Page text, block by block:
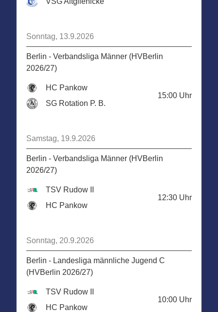
Sonntag, 13.9.2026
Berlin - Verbandsliga Männer (HVBerlin
2026/27)
HC Pankow
SG Rotation P. B.
15:00 Uhr
Samstag, 19.9.2026
Berlin - Verbandsliga Männer (HVBerlin
2026/27)
TSV Rudow II
HC Pankow
12:30 Uhr
Sonntag, 20.9.2026
Berlin - Landesliga männliche Jugend C
(HVBerlin 2026/27)
TSV Rudow II
HC Pankow
10:00 Uhr